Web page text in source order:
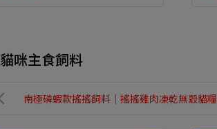
貓咪主食飼料
南極磷蝦款搖搖飼料│搖搖雞肉凍乾無穀貓糧